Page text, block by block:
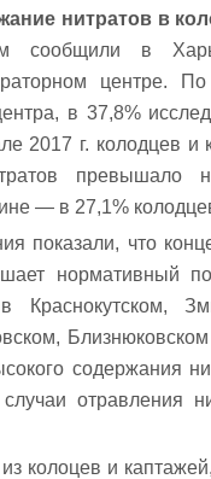
нитратов в
в
центре.
в 37,8%
2017 г. колодцев и
превышало
— в 27,1%
показали, что
нормативный
Краснокутском,
содержания
отравления
колоцев и